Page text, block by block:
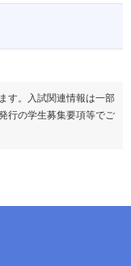
す。入試関連情報は一部
行の学生募集要項等でご